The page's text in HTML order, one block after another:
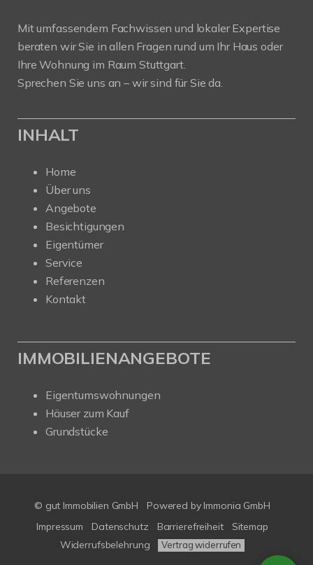
Mit umfassendem Fachwissen und lokaler Expertise
beraten wir Sie in allen Fragen rund um Ihr Haus oder
Ihre Wohnung im Raum Stuttgart.
Sprechen Sie uns an – wir sind für Sie da.
INHALT
Home
Über uns
Angebote
Besichtigungen
Eigentümer
Service
Referenzen
Kontakt
IMMOBILIENANGEBOTE
Eigentumswohnungen
Häuser zum Kauf
Grundstücke
© gut Immobilien GmbH Powered by Immonia GmbH
Impressum
Datenschutz Barrierefreiheit
Sitemap
Widerrufsbelehrung
Vertrag widerrufen